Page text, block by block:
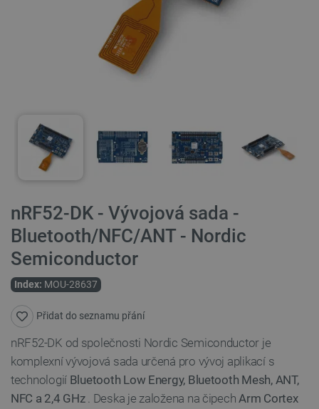
nRF52-DK - Vývojová sada -
Bluetooth/NFC/ANT - Nordic
Semiconductor
Index: MOU-28637
Přidat do seznamu přání
nRF52-DK od společnosti Nordic Semiconductor je
komplexní vývojová sada určená pro vývoj aplikací s
technologií Bluetooth Low Energy, Bluetooth Mesh, ANT,
NFC a 2,4 GHz. Deska je založena na čipechArm Cortex